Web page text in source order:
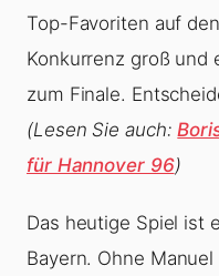
Top-Favoriten auf
Konkurrenz groß und
zum Finale.
(Lesen Sie auch:
für Hannover 96)
Das heutige Spiel ist
Bayern. Ohne